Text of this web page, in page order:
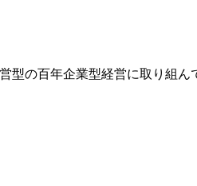
型の百年企業型経営に取り組ん